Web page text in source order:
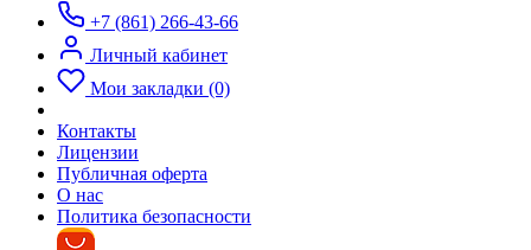
+7 (861) 266-43-66
Личный кабинет
Мои закладки (0)
Контакты
Лицензии
Публичная оферта
О нас
Политика безопасности